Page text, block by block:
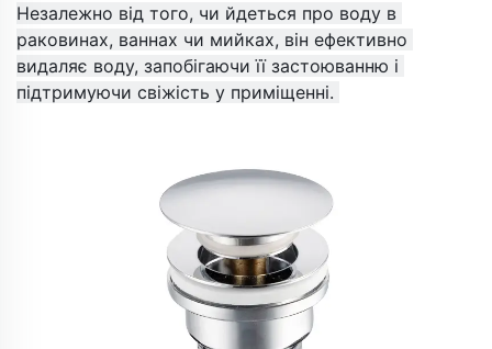
Незалежно від того, чи йдеться про воду в
раковинах, ваннах чи мийках, він ефективно
видаляє воду, запобігаючи її застоюванню і
підтримуючи свіжість у приміщенні.